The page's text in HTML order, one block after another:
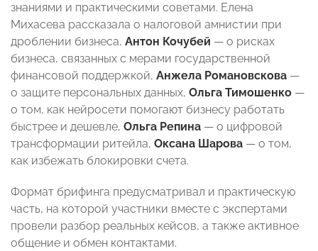
знаниями и практическими советами. Елена
Михасева рассказала о налоговой амнистии при
дроблении бизнеса, Антон Кочубей — о рисках
бизнеса, связанных с мерами государственной
финансовой поддержкой, Анжела Романовскова —
о защите персональных данных, Ольга Тимошенко —
о том, как нейросети помогают бизнесу работать
быстрее и дешевле, Ольга Репина — о цифровой
трансформации ритейла, Оксана Шарова — о том,
как избежать блокировки счета.
Формат брифинга предусматривал и практическую
часть, на которой участники вместе с экспертами
провели разбор реальных кейсов, а также активное
общение и обмен контактами.